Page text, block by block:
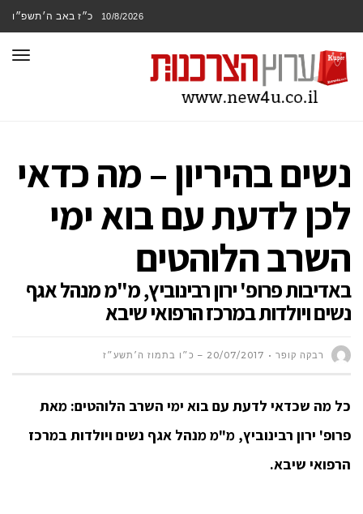
10/8/2026 כ״ז באב ה׳תשפ״ו
נשים בהיריון – מה כדאי
לכן לדעת עם בוא ימי
השרב הלוהטים
באדיבות פרופ' ירון רבינוביץ, מ"מ מנהל אגף
נשים ויולדות במרכז הרפואי שיבא
רבקה קופר 20/07/2017 – כ״ו בתמוז ה׳תשע״ז
כל מה שכדאי לדעת עם בוא ימי השרב הלוהטים: מאת
פרופ' ירון רבינוביץ, מ"מ מנהל אגף נשים ויולדות במרכז
הרפואי שיבא.